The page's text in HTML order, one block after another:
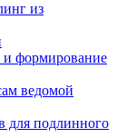
из
и формирование
ведомой
для подлинного